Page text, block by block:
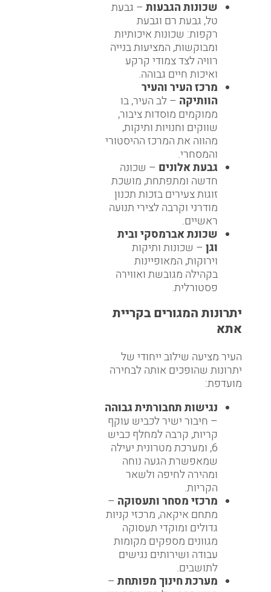
שכונות הגבעות– גבעת
טל, גבעת רם וגבעת
רקפות: שכונות איכותיות
ומבוקשות, המציעות בנייה
רוויה לצד צמודי קרקע
ואיכות חיים גבוהה.
מרכז העיר והעיר
הוותיקה – לב העיר, בו
ממוקמים מוסדות ציבור,
שווקים וחנויות ותיקות,
מהווה את המרכז ההיסטורי
והמסחרי.
גבעת אלונים – שכונה
חדשה ומתפתחת, מושכת
זוגות צעירים בזכות תכנון
מודרני וקרבה לצירי תנועה
ראשיים.
שכונת אברמסקי ובית
וגן– שכונות ותיקות
וירוקות, המאופיינות
בקהילה מגובשת ואווירה
פסטורלית.
יתרונות המגורים בקריית
אתא
העיר מציעה שילוב ייחודי של
יתרונות שהופכים אותה לבחירה
מועדפת:
נגישות תחבורתית גבוהה
– חיבור ישיר לכביש עוקף
קריות, קרבה למחלף כביש
6, ומערכת מטרונית יעילה
שמאפשרת הגעה נוחה
ומהירה לחיפה ולשאר
הקריות.
מרכזי מסחר ותעסוקה –
מתחם איקאה, מרכזי קניות
גדולים ומוקדי תעסוקה
מגוונים מספקים מקומות
עבודה ושירותים נגישים
לתושבים.
מערכת חינוך מפותחת–